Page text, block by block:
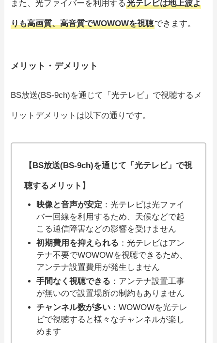
また、光ファイバーを利用する光テレビは地上波よ
りも高画質、高音質でWOWOWを視聴できます。
メリット・デメリット
BS放送(BS-9ch)を通じて「光テレビ」で視聴するメ
リットデメリットは以下の通りです。
【BS放送(BS-9ch)を通じて「光テレビ」で視
聴するメリット】
映像と音声が安定 ：光テレビは光ファイ
バー回線を利用するため、天候などで起
こる通信障害などの影響を受けません
初期費用を抑えられる ：光テレビはアン
テナ不要でWOWOWを視聴できるため、
アンテナ設置費用が発生しません
手間なく視聴できる ：アンテナ設置工事
が無いので設置場所の制約もありません
チャンネル数が多い ：WOWOWを光テレ
ビで視聴すると様々なチャンネルが楽し
めます